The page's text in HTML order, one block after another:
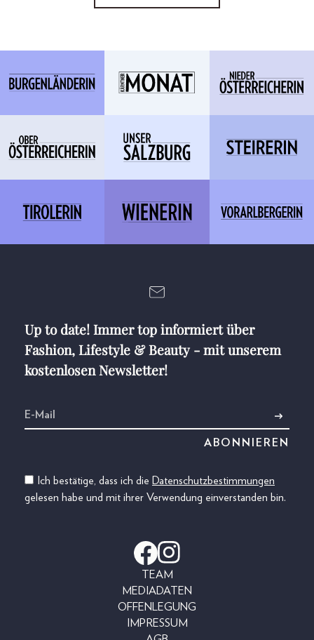
Up to date! Immer top informiert über
Fashion, Lifestyle & Beauty - mit unserem
kostenlosen Newsletter!
Ich bestätige, dass ich die Datenschutzbestimmungen
gelesen habe und mit ihrer Verwendung einverstanden bin.
TEAM
MEDIADATEN
OFFENLEGUNG
IMPRESSUM